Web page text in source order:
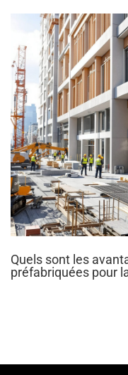
Quels sont les
préfabriquées pour